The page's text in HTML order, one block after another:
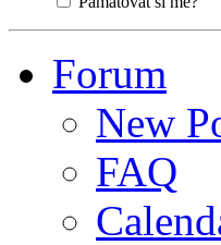
Forum
New
FAQ